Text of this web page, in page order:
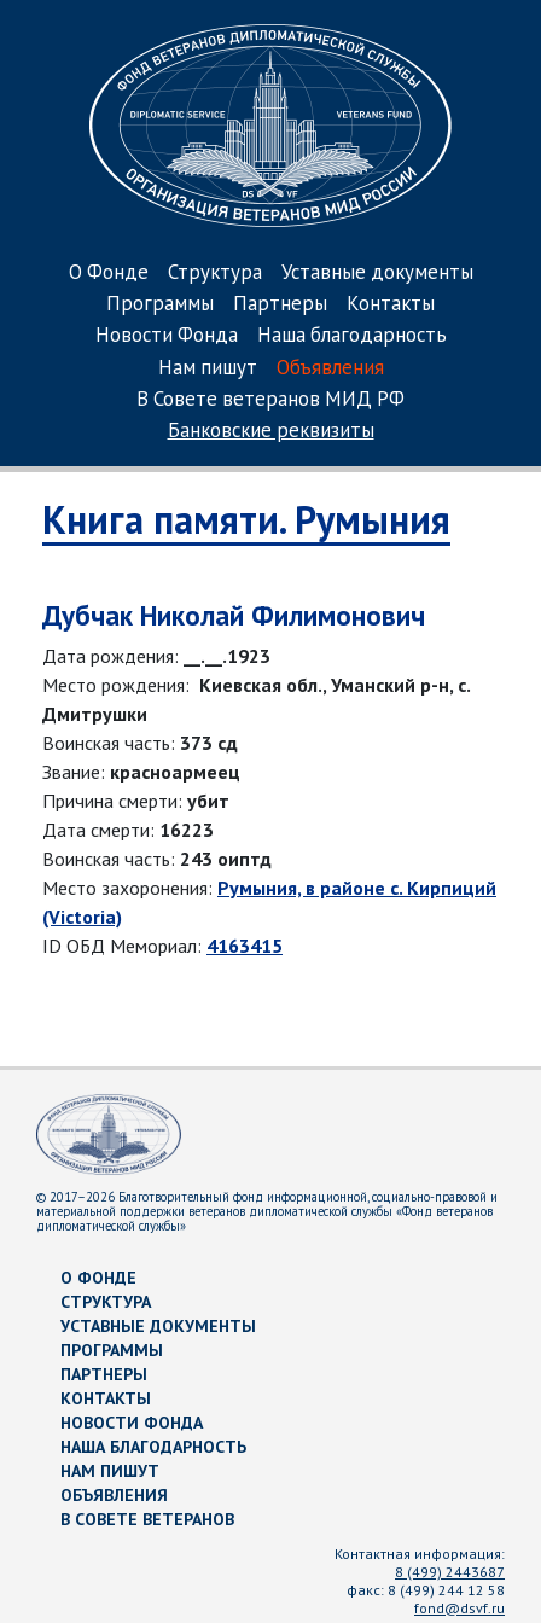
О Фонде Структура
Уставные документы
Программы
Партнеры
Контакты
Новости Фонда
Наша благодарность
Нам пишут
Объявления
В Совете ветеранов МИД РФ
Банковские реквизиты
Книга памяти. Румыния
Дубчак Николай Филимонович
Дата рождения:
__.__.1923
Место рождения: Киевская обл., Уманский р-н, с.
Дмитрушки
Воинская часть: 373 сд
Звание: красноармеец
Причина смерти: убит
Дата смерти: 16223
Воинская часть: 243 оиптд
Место захоронения: Румыния, в районе с. Кирпиций
(Victoria)
ID ОБД Мемориал: 4163415
© 2017–2026 Благотворительный фонд информационной, социально-правовой и
материальной поддержки ветеранов дипломатической службы «Фонд ветеранов
дипломатической службы»
О ФОНДЕ
СТРУКТУРА
УСТАВНЫЕ ДОКУМЕНТЫ
ПРОГРАММЫ
ПАРТНЕРЫ
КОНТАКТЫ
НОВОСТИ ФОНДА
НАША БЛАГОДАРНОСТЬ
НАМ ПИШУТ
ОБЪЯВЛЕНИЯ
В СОВЕТЕ ВЕТЕРАНОВ
Контактная информация:
8 (499) 2443687
факс: 8 (499) 244 12 58
fond@dsvf.ru